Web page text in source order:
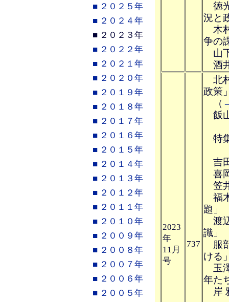
■ ２０２５年
■ ２０２４年
■ ２０２３年
■ ２０２２年
■ ２０２１年
■ ２０２０年
■ ２０１９年
■ ２０１８年
■ ２０１７年
■ ２０１６年
■ ２０１５年
■ ２０１４年
■ ２０１３年
■ ２０１２年
■ ２０１１年
■ ２０１０年
■ ２００９年
■ ２００８年
■ ２００７年
■ ２００６年
■ ２００５年
徳
況と
木
争の
山
酒
2023
年
11月
号
737
北
政策
（
飯
特
吉
喜
笠
福
題」
渡
識」
服
ける
玉
年た
岸